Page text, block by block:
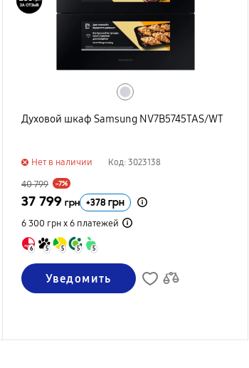
Духовой шкаф Samsung NV7B5745TAS/WT
Нет в наличии Код: 3023138
40 799 -7%
37 799 грн +378грн
6 300 грн х 6 платежей
6 5 5 5 5
Уведомить